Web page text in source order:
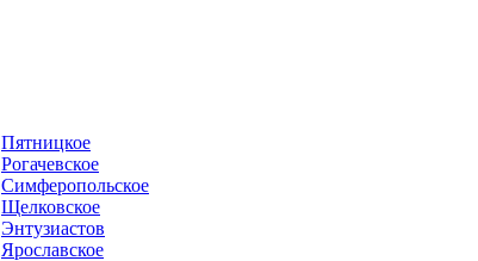
Пятницкое
Рогачевское
Симферопольское
Щелковское
Энтузиастов
Ярославское